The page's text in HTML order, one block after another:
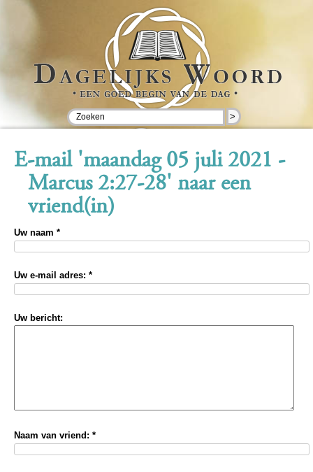
>
E-mail 'maandag 05 juli 2021 -
Marcus 2:27-28' naar een
vriend(in)
Uw naam *
Uw e-mail adres: *
Uw bericht:
Naam van vriend: *